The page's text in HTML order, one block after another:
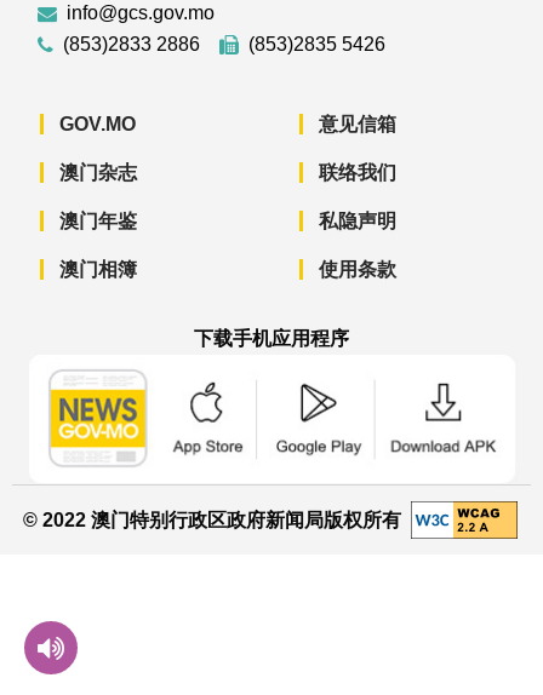
info@gcs.gov.mo
(853)2833 2886
(853)2835 5426
GOV.MO
澳门杂志
澳门年鉴
澳门相簿
意见信箱
联络我们
私隐声明
使用条款
下载手机应用程序
© 2022 澳门特别行政区政府新闻局版权所有